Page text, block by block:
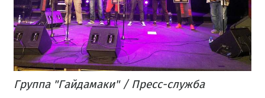
​Группа "Гайдамаки" / Пресс-служба